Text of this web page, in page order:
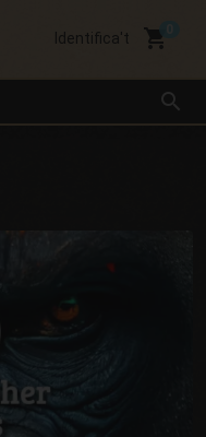
search
Identifica't local_grocery_store